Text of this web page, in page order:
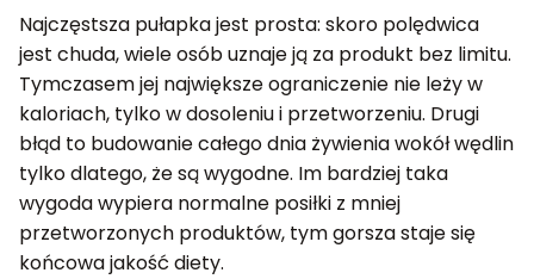
Najczęstsza pułapka jest prosta: skoro polędwica
jest chuda, wiele osób uznaje ją za produkt bez limitu.
Tymczasem jej największe ograniczenie nie leży w
kaloriach, tylko w dosoleniu i przetworzeniu. Drugi
błąd to budowanie całego dnia żywienia wokół wędlin
tylko dlatego, że są wygodne. Im bardziej taka
wygoda wypiera normalne posiłki z mniej
przetworzonych produktów, tym gorsza staje się
końcowa jakość diety.